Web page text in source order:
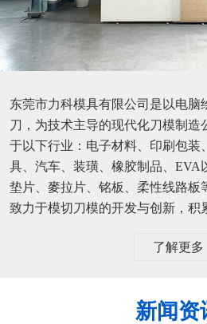
东莞市力科模具有限公司是以电脑
刀，为技术主导的现代化刀模制造
于以下行业：电子材料、印刷包装
具、汽车、装璜、橡胶制品、EVA
垫片、麥拉片、铭板、柔性线路板
致力于模切刀模的开发与创新，积
了解更多
新闻资